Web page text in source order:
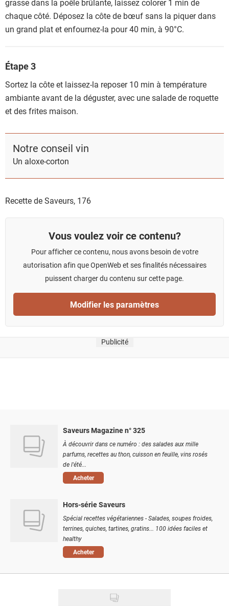
grasse dans la poêle brûlante, laissez colorer 1 min de
chaque côté. Déposez la côte de bœuf sans la piquer dans
un grand plat et enfournez-la pour 40 min, à 90°C.
Étape 3
Sortez la côte et laissez-la reposer 10 min à température
ambiante avant de la déguster, avec une salade de roquette
et des frites maison.
Notre conseil vin
Un aloxe-corton
Recette de Saveurs, 176
Vous voulez voir ce contenu?
Pour afficher ce contenu, nous avons besoin de votre
autorisation afin que OpenWeb et ses finalités nécessaires
puissent charger du contenu sur cette page.
Modifier les paramètres
Publicité
Saveurs Magazine n° 325
À découvrir dans ce numéro : des salades aux mille
parfums, recettes au thon, cuisson en feuille, vins rosés
de l'été...
Acheter
Hors-série Saveurs
Spécial recettes végétariennes - Salades, soupes froides,
terrines, quiches, tartines, gratins... 100 idées faciles et
healthy
Acheter